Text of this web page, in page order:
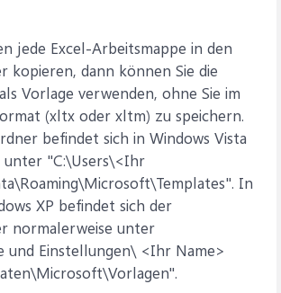
jede Excel-Arbeitsmappe in den
kopieren, dann können Sie die
Vorlage verwenden, ohne Sie im
(xltx oder xltm) zu speichern.
befindet sich in Windows Vista
unter "C:\Users\<Ihr
In
XP befindet sich der
normalerweise unter
und Einstellungen\ <Ihr Name>